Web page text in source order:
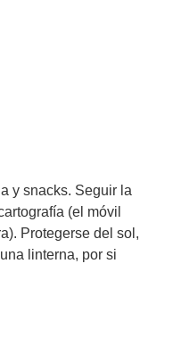
y snacks. Seguir la
(el móvil
Protegerse del sol,
linterna, por si